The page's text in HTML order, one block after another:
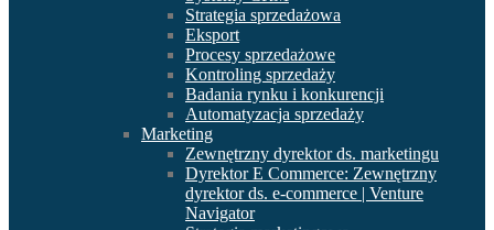
Strategia sprzedażowa
Eksport
Procesy sprzedażowe
Kontroling sprzedaży
Badania rynku i konkurencji
Automatyzacja sprzedaży
Marketing
Zewnętrzny dyrektor ds. marketingu
Dyrektor E Commerce: Zewnętrzny
dyrektor ds. e-commerce | Venture
Navigator